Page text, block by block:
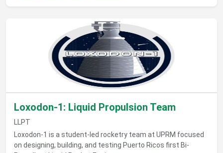
Ver detalles de Loxodon-1: Liquid Propulsion Team
Loxodon-1: Liquid Propulsion Team
LLPT
Loxodon-1 is a student-led rocketry team at UPRM focused
on designing, building, and testing Puerto Ricos first Bi-